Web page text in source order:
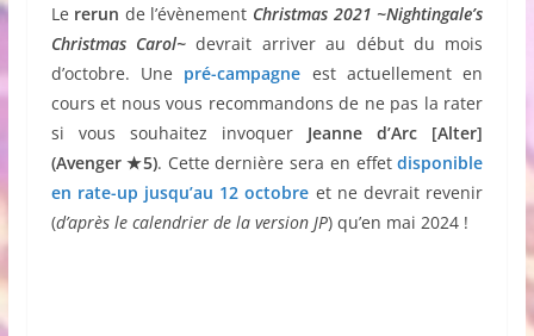
Le rerun de l’évènement Christmas 2021 ~Nightingale’s
Christmas Carol~ devrait arriver au début du mois
d’octobre. Une pré-campagne est actuellement en
cours et nous vous recommandons de ne pas la rater
si vous souhaitez invoquer Jeanne d’Arc [Alter]
(Avenger ★5). Cette dernière sera en effetdisponible
en rate-up jusqu’au 12 octobre et ne devrait revenir
(d’après le calendrier de la version JP) qu’en mai 2024 !